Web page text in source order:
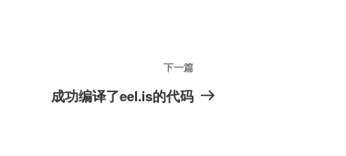
下
一
下一篇
成功编译了eel.is的代码